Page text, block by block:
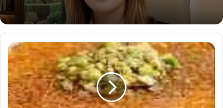
ط
ر
ي
ق
ة
ع